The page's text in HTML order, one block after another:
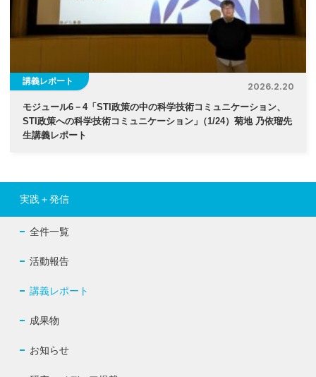
講義レポート
2026.2.20
モジュール6－4「STI政策の中の科学技術コミュニケーション、
STI政策への科学技術コミュニケーション」 （1/24）菊地 乃依瑠先
生講義レポート
実践＋発信
全件一覧
活動報告
講義レポート
成果物
お知らせ